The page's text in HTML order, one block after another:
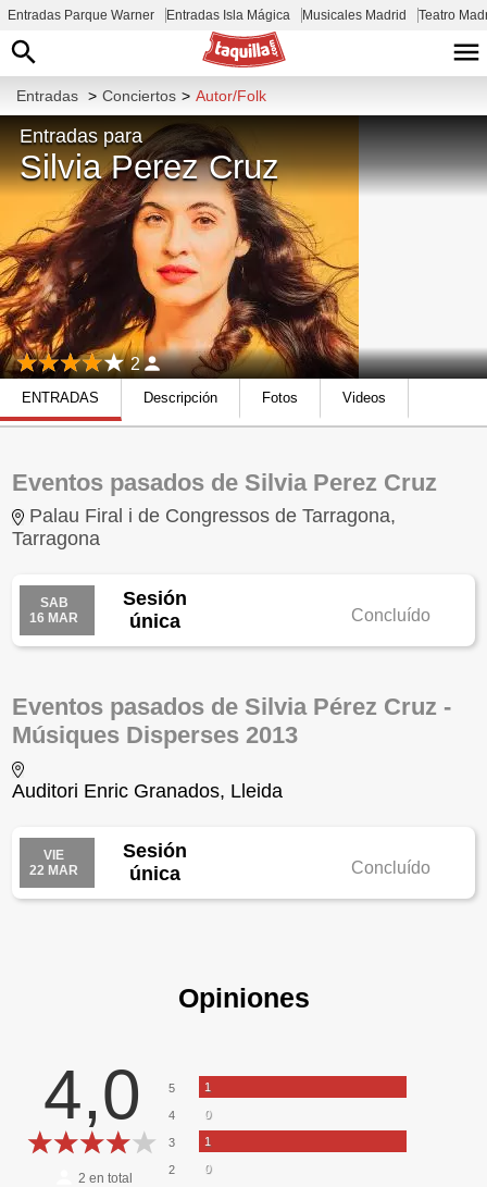
Entradas Parque Warner Entradas Isla Mágica Musicales Madrid Teatro
Entradas > Conciertos > Autor/Folk
Entradas para
Silvia Perez Cruz
2
ENTRADAS Descripción Fotos Videos
Eventos pasados de Silvia Perez Cruz
Palau Firal i de Congressos de Tarragona,
Tarragona
SAB
16 MAR
Sesión
única
Concluído
Eventos pasados de Silvia Pérez Cruz -
Músiques Disperses 2013
Auditori Enric Granados, Lleida
VIE
22 MAR
Sesión
única
Concluído
Opiniones
4,0
2 en total
5 1
4 0
3 1
2 0